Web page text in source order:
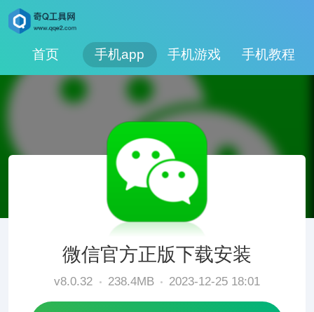
首页 手机app 手机游戏 手机教程
微信官方正版下载安装
v8.0.32 238.4MB 2023-12-25 18:01